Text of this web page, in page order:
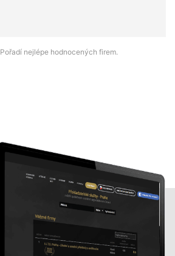
Pořadí nejlépe hodnocených firem.